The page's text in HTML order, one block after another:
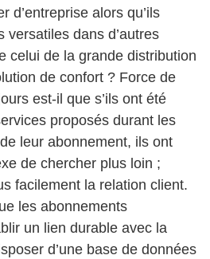
d’entreprise alors qu’ils
versatiles dans d’autres
celui de la grande distribution
de confort ? Force de
est-il que s’ils ont été
proposés durant les
leur abonnement, ils ont
de chercher plus loin ;
facilement la relation client.
les abonnements
un lien durable avec la
d’une base de données